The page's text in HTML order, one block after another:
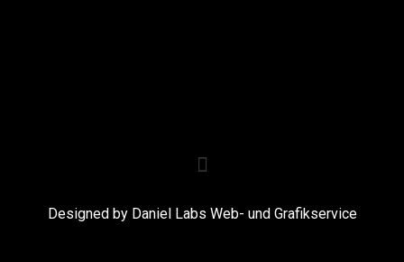
Designed by Daniel Labs Web- und Grafikservice